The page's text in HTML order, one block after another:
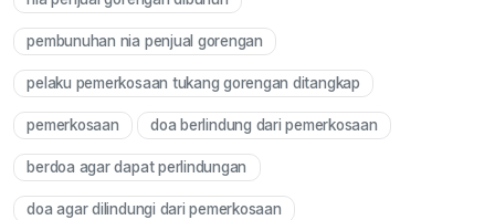
pembunuhan nia penjual gorengan
pelaku pemerkosaan tukang gorengan ditangkap
pemerkosaan doa berlindung dari pemerkosaan
berdoa agar dapat perlindungan
doa agar dilindungi dari pemerkosaan